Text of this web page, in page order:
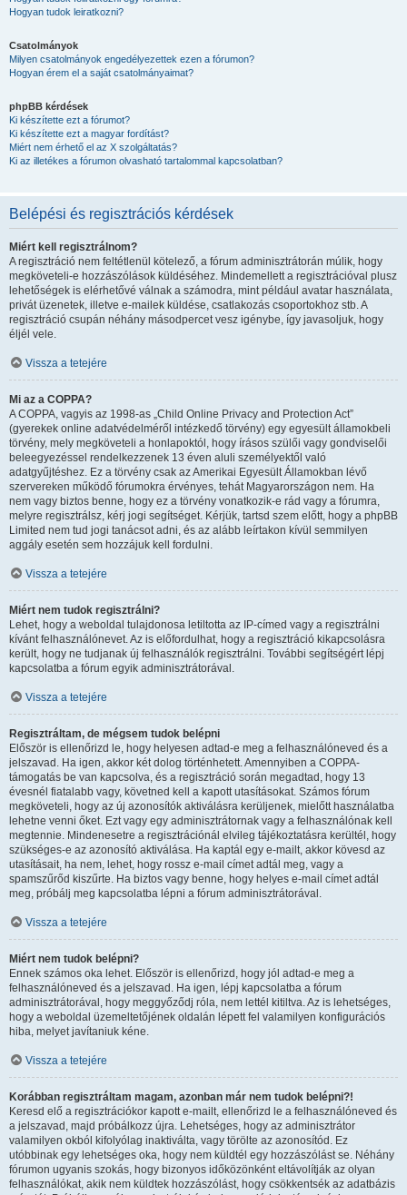
Hogyan tudok leiratkozni?
Csatolmányok
Milyen csatolmányok engedélyezettek ezen a fórumon?
Hogyan érem el a saját csatolmányaimat?
phpBB kérdések
Ki készítette ezt a fórumot?
Ki készítette ezt a magyar fordítást?
Miért nem érhető el az X szolgáltatás?
Ki az illetékes a fórumon olvasható tartalommal kapcsolatban?
Belépési és regisztrációs kérdések
Miért kell regisztrálnom?
A regisztráció nem feltétlenül kötelező, a fórum adminisztrátorán múlik, hogy
megköveteli-e hozzászólások küldéséhez. Mindemellett a regisztrációval plusz
lehetőségek is elérhetővé válnak a számodra, mint például avatar használata,
privát üzenetek, illetve e-mailek küldése, csatlakozás csoportokhoz stb. A
regisztráció csupán néhány másodpercet vesz igénybe, így javasoljuk, hogy
éljél vele.
Vissza a tetejére
Mi az a COPPA?
A COPPA, vagyis az 1998-as „Child Online Privacy and Protection Act”
(gyerekek online adatvédelméről intézkedő törvény) egy egyesült államokbeli
törvény, mely megköveteli a honlapoktól, hogy írásos szülői vagy gondviselői
beleegyezéssel rendelkezzenek 13 éven aluli személyektől való
adatgyűjtéshez. Ez a törvény csak az Amerikai Egyesült Államokban lévő
szervereken működő fórumokra érvényes, tehát Magyarországon nem. Ha
nem vagy biztos benne, hogy ez a törvény vonatkozik-e rád vagy a fórumra,
melyre regisztrálsz, kérj jogi segítséget. Kérjük, tartsd szem előtt, hogy a phpBB
Limited nem tud jogi tanácsot adni, és az alább leírtakon kívül semmilyen
aggály esetén sem hozzájuk kell fordulni.
Vissza a tetejére
Miért nem tudok regisztrálni?
Lehet, hogy a weboldal tulajdonosa letiltotta az IP-címed vagy a regisztrálni
kívánt felhasználónevet. Az is előfordulhat, hogy a regisztráció kikapcsolásra
került, hogy ne tudjanak új felhasználók regisztrálni. További segítségért lépj
kapcsolatba a fórum egyik adminisztrátorával.
Vissza a tetejére
Regisztráltam, de mégsem tudok belépni
Először is ellenőrizd le, hogy helyesen adtad-e meg a felhasználóneved és a
jelszavad. Ha igen, akkor két dolog történhetett. Amennyiben a COPPA-
támogatás be van kapcsolva, és a regisztráció során megadtad, hogy 13
évesnél fiatalabb vagy, követned kell a kapott utasításokat. Számos fórum
megköveteli, hogy az új azonosítók aktiválásra kerüljenek, mielőtt használatba
lehetne venni őket. Ezt vagy egy adminisztrátornak vagy a felhasználónak kell
megtennie. Mindenesetre a regisztrációnál elvileg tájékoztatásra kerültél, hogy
szükséges-e az azonosító aktiválása. Ha kaptál egy e-mailt, akkor kövesd az
utasításait, ha nem, lehet, hogy rossz e-mail címet adtál meg, vagy a
spamszűrőd kiszűrte. Ha biztos vagy benne, hogy helyes e-mail címet adtál
meg, próbálj meg kapcsolatba lépni a fórum adminisztrátorával.
Vissza a tetejére
Miért nem tudok belépni?
Ennek számos oka lehet. Először is ellenőrizd, hogy jól adtad-e meg a
felhasználóneved és a jelszavad. Ha igen, lépj kapcsolatba a fórum
adminisztrátorával, hogy meggyőződj róla, nem lettél kitiltva. Az is lehetséges,
hogy a weboldal üzemeltetőjének oldalán lépett fel valamilyen konfigurációs
hiba, melyet javítaniuk kéne.
Vissza a tetejére
Korábban regisztráltam magam, azonban már nem tudok belépni?!
Keresd elő a regisztrációkor kapott e-mailt, ellenőrizd le a felhasználóneved és
a jelszavad, majd próbálkozz újra. Lehetséges, hogy az adminisztrátor
valamilyen okból kifolyólag inaktiválta, vagy törölte az azonosítód. Ez
utóbbinak egy lehetséges oka, hogy nem küldtél egy hozzászólást se. Néhány
fórumon ugyanis szokás, hogy bizonyos időközönként eltávolítják az olyan
felhasználókat, akik nem küldtek hozzászólást, hogy csökkentsék az adatbázis